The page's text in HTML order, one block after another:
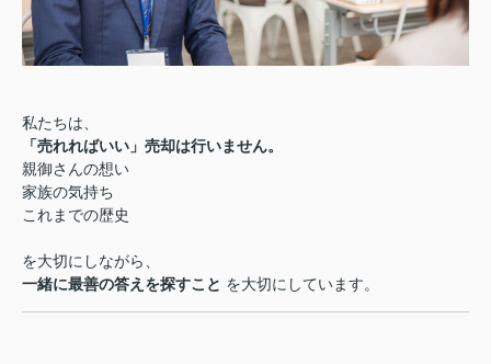
私たちは、
「売れればいい」売却は行いません。
親御さんの想い
家族の気持ち
これまでの歴史
を大切にしながら、
一緒に最善の答えを探すこと を大切にしています。